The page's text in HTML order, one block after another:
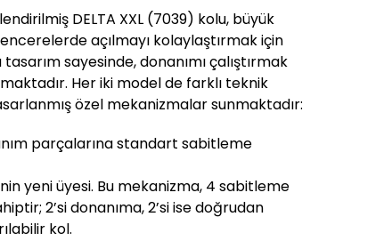
DELTA XXL (7039) kolu, büyük
açılmayı kolaylaştırmak için
sayesinde, donanımı çalıştırmak
Her iki model de farklı teknik
özel mekanizmalar sunmaktadır:
parçalarına standart sabitleme
yeni üyesi. Bu mekanizma, 4 sabitleme
2’si donanıma, 2’si ise doğrudan
kol.